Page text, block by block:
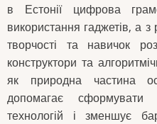
в Естонії цифрова
використання гаджетів, а з
творчості та навичок
конструктори та
як природна частина
допомагає
технологій і зменшує